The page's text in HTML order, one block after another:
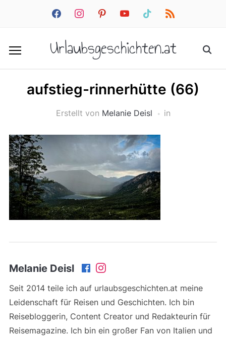
facebookinstagrampinterestyoutube tiktok rss
Urlaubsgeschichten.at
aufstieg-rinnerhütte (66)
Erstellt von Melanie Deisl in
Melanie Deisl
Seit 2014 teile ich auf urlaubsgeschichten.at meine
Leidenschaft für Reisen und Geschichten. Ich bin
Reisebloggerin, Content Creator und Redakteurin für
Reisemagazine. Ich bin ein großer Fan von Italien und